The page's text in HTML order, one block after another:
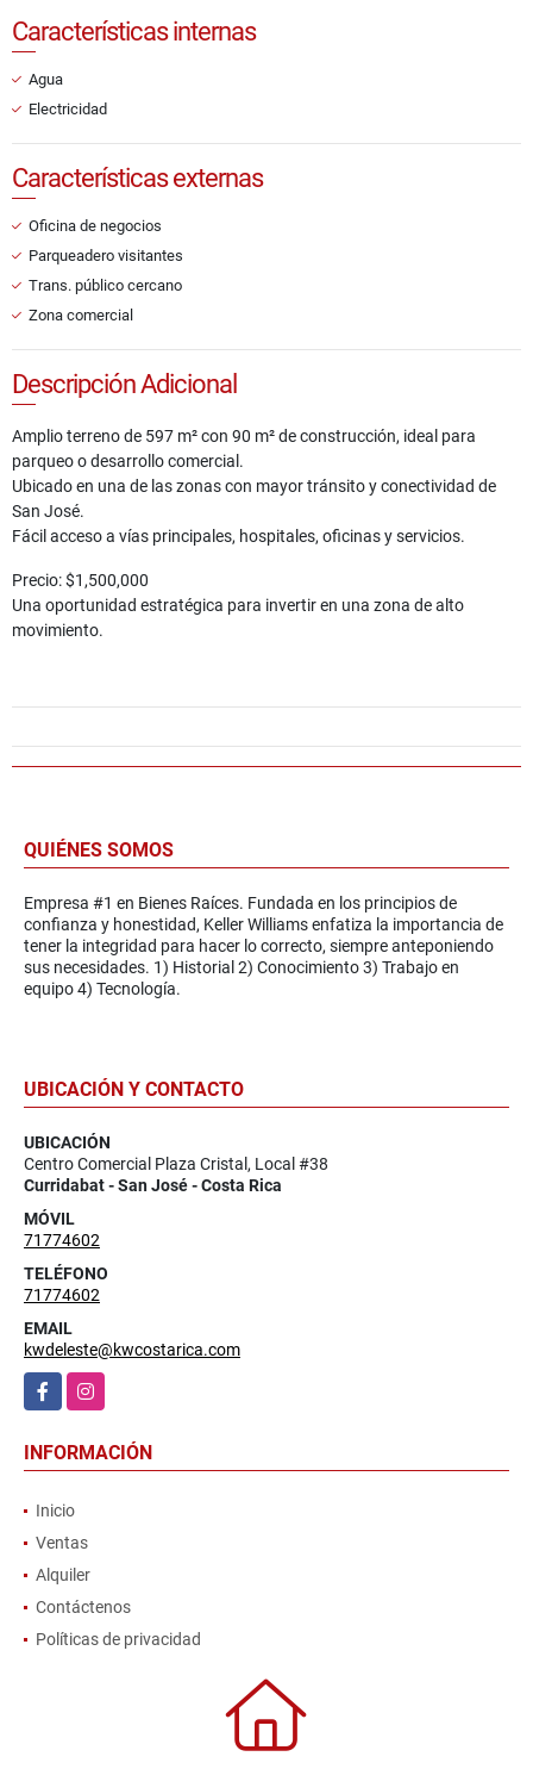
Características internas
Agua
Electricidad
Características externas
Oficina de negocios
Parqueadero visitantes
Trans. público cercano
Zona comercial
Descripción Adicional
Amplio terreno de 597 m² con 90 m² de construcción, ideal para
parqueo o desarrollo comercial.
Ubicado en una de las zonas con mayor tránsito y conectividad de
San José.
Fácil acceso a vías principales, hospitales, oficinas y servicios.
Precio: $1,500,000
Una oportunidad estratégica para invertir en una zona de alto
movimiento.
QUIÉNES SOMOS
Empresa #1 en Bienes Raíces. Fundada en los principios de
confianza y honestidad, Keller Williams enfatiza la importancia de
tener la integridad para hacer lo correcto, siempre anteponiendo
sus necesidades. 1) Historial 2) Conocimiento 3) Trabajo en
equipo 4) Tecnología.
UBICACIÓN Y CONTACTO
UBICACIÓN
Centro Comercial Plaza Cristal, Local #38
Curridabat - San José - Costa Rica
MÓVIL
71774602
TELÉFONO
71774602
EMAIL
kwdeleste@kwcostarica.com
FacebookInstagram
INFORMACIÓN
Inicio
Ventas
Alquiler
Contáctenos
Políticas de privacidad